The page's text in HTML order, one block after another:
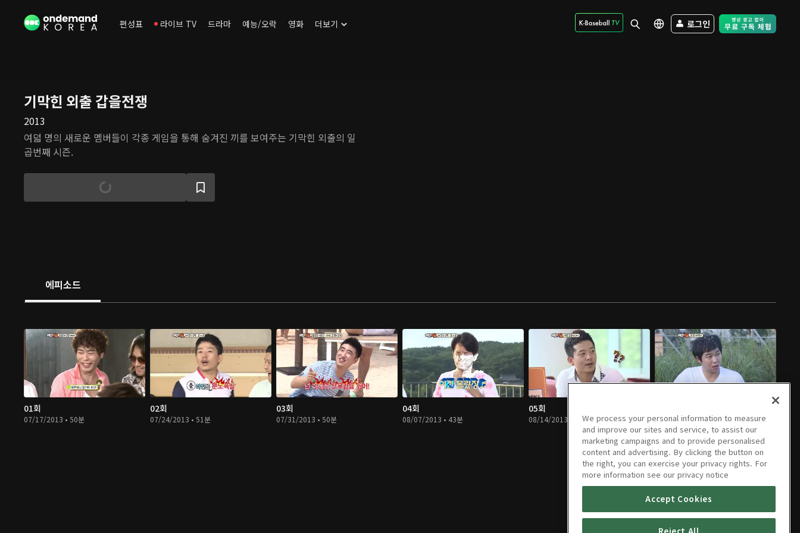
편성표 라이브 TV 드라마 예능/오락 영화 더보기 로그인 Free Trial -
기막힌 외출 갑을전쟁
2013
여덟 명의 새로운 멤버들이 각종 게임을 통해 숨겨진 끼를 보여주는 기막힌 외출의 일
곱번째 시즌.
에피소드
01회
07/17/2013 • 50분
02회
07/24/2013 • 51분
03회
07/31/2013 • 50분
04회
08/07/2013 • 43분
05회
08/14/2013 • 47분 08/21/2013 • 47분
We process your personal information to measure
and improve our sites and service, to assist our
marketing campaigns and to provide personalised
content and advertising. By clicking the button on
the right, you can exercise your privacy rights. For
more information see our privacy notice
Accept Cookies